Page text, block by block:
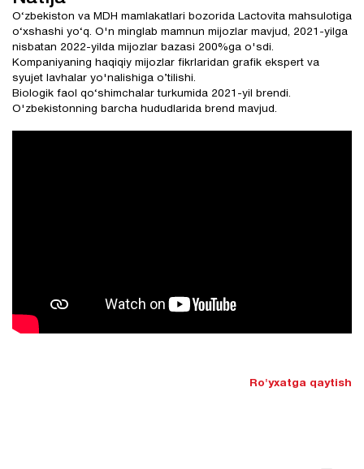
O‘zbekiston va MDH mamlakatlari bozorida Lactovita mahsulotiga
o‘xshashi yo‘q. O'n minglab mamnun mijozlar mavjud, 2021-yilga
nisbatan 2022-yilda mijozlar bazasi 200%ga o'sdi.
Kompaniyaning haqiqiy mijozlar fikrlaridan grafik ekspert va
syujet lavhalar yo'nalishiga o’tilishi.
Biologik faol qo‘shimchalar turkumida 2021-yil brendi.
O'zbekistonning barcha hududlarida brend mavjud.
Ro'yxatga qaytish